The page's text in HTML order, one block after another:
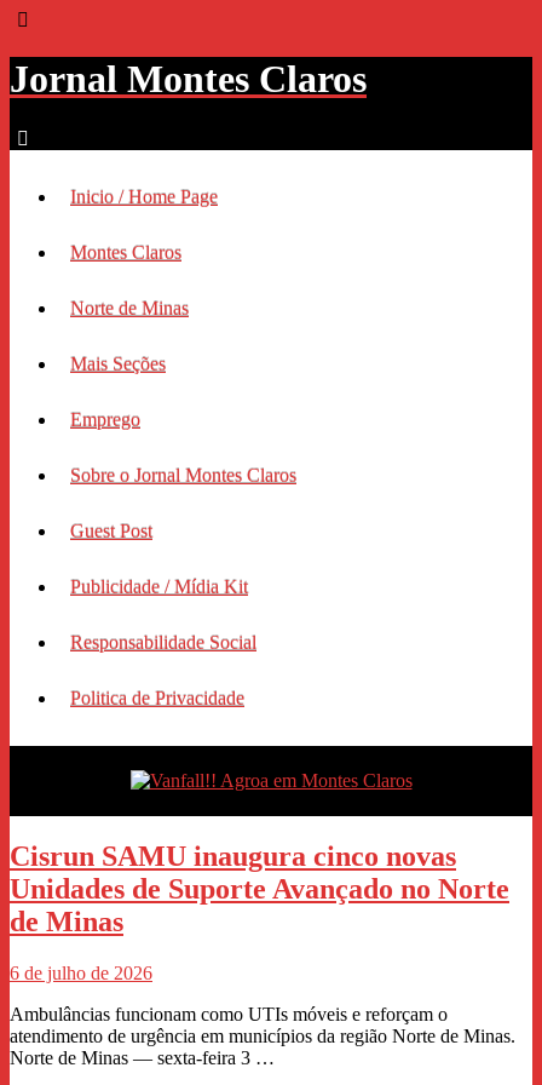
Jornal Montes Claros
Inicio / Home Page
Montes Claros
Norte de Minas
Mais Seções
Emprego
Sobre o Jornal Montes Claros
Guest Post
Publicidade / Mídia Kit
Responsabilidade Social
Politica de Privacidade
Cisrun SAMU inaugura cinco novas
Unidades de Suporte Avançado no Norte
de Minas
6 de julho de 2026
Ambulâncias funcionam como UTIs móveis e reforçam o
atendimento de urgência em municípios da região Norte de Minas.
Norte de Minas — sexta-feira 3 …